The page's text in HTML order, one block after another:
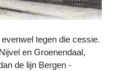
tegen die cessie.
en Groenendaal,
de lijn Bergen -